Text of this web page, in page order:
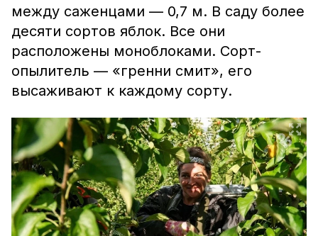
между саженцами — 0,7 м. В саду более
десяти сортов яблок. Все они
расположены моноблоками. Сорт-
опылитель — «гренни смит», его
высаживают к каждому сорту.